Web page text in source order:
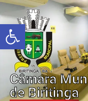
Câmara
de Biritinga
Abrir a